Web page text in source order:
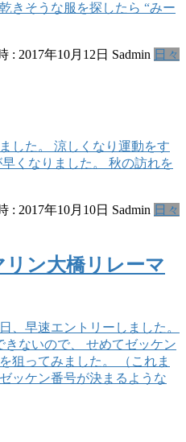
きそうな服を探したら “みー
: 2017年10月12日 Sadmin 日々
した。 涼しくなり運動をす
くなりました。 秋の訪れを
: 2017年10月10日 Sadmin 日々
リン大橋リレーマ
、早速エントリーしました。
ないので、 せめてゼッケン
狙ってみました。 （これま
ッケン番号が決まるような